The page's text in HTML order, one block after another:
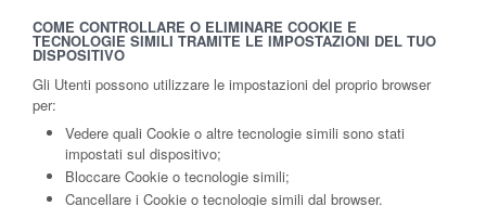
COME CONTROLLARE O ELIMINARE COOKIE E
TECNOLOGIE SIMILI TRAMITE LE IMPOSTAZIONI DEL TUO
DISPOSITIVO
Gli Utenti possono utilizzare le impostazioni del proprio browser
per:
Vedere quali Cookie o altre tecnologie simili sono stati
impostati sul dispositivo;
Bloccare Cookie o tecnologie simili;
Cancellare i Cookie o tecnologie simili dal browser.